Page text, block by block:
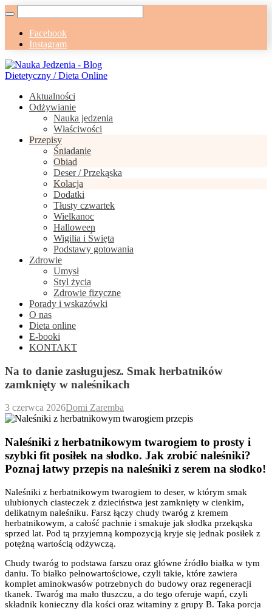
Facebook
Instagram
Aktualności
Odżywianie
Nauka jedzenia
Właściwości
Przepisy
Śniadanie
Obiad
Deser / Przekąska
Kolacja
Dodatki
Tłusty czwartek
Wielkanoc
Halloween
Wigilia i Święta
Podstawy gotowania
Zdrowie
Umysł
Styl życia
Zdrowie fizyczne
Porady i wskazówki
O nas
Dieta online
E-booki
KONTAKT
Na to danie zasługujesz. Smak herbatników
zamknięty w naleśnikach
3 czerwca 2026Domi Zaremba
Naleśniki z herbatnikowym twarogiem to prosty i
szybki fit posiłek na słodko. Jak zrobić naleśniki?
Poznaj łatwy przepis na naleśniki z serem na słodko!
Naleśniki z herbatnikowym twarogiem to deser, w którym smak
ulubionych ciasteczek z dzieciństwa jest zamknięty w cienkim,
delikatnym naleśniku. Farsz łączy chudy twaróg z kremem
herbatnikowym, a całość pachnie i smakuje jak słodka przekąska
sprzed lat. Pod tą przyjemną kompozycją kryje się jednak posiłek z
potężną wartością odżywczą.
Chudy twaróg to podstawa farszu oraz główne źródło białka w tym
daniu. To białko pełnowartościowe, czyli takie, które zawiera
komplet aminokwasów potrzebnych do budowy oraz regeneracji
tkanek. Twaróg ma mało tłuszczu, a do tego oferuje wapń, czyli
składnik konieczny dla kości oraz witaminy z grupy B. Taka porcja